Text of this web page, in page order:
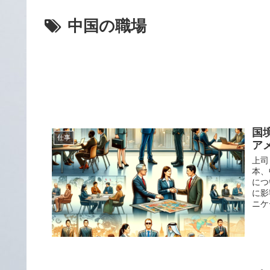
中国の職場
仕事
国
ア
上
本
に
に
ニ